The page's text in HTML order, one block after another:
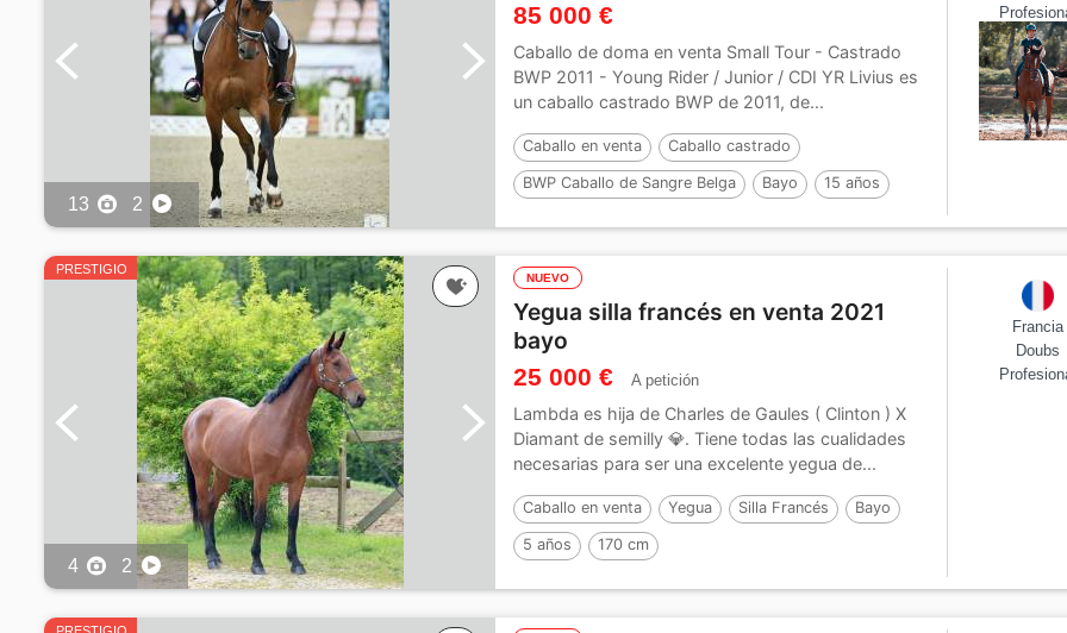
13 2
85 000 €
Caballo de doma en venta Small Tour - Castrado
BWP 2011 - Young Rider / Junior / CDI YR Livius es
un caballo castrado BWP de 2011, de...
Caballo en venta Caballo castrado
BWP Caballo de Sangre Belga Bayo 15 años
PRESTIGIO
4 2
NUEVO
Yegua silla francés en venta 2021
bayo
25 000 € A petición
Lambda es hija de Charles de Gaules ( Clinton ) X
Diamant de semilly 💎. Tiene todas las cualidades
necesarias para ser una excelente yegua de...
Caballo en venta Yegua Silla Francés Bayo
5 años 170 cm
Francia
Doubs